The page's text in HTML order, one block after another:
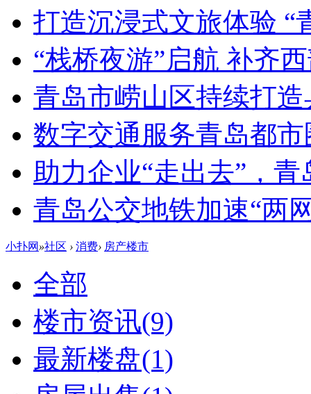
打造沉浸式文旅体验 “
“栈桥夜游”启航 补齐
青岛市崂山区持续打
数字交通服务青岛都
助力企业“走出去”，
青岛公交地铁加速“两
小扑网 »社区 › 消费› 房产楼市
全部
楼市资讯(9)
最新楼盘(1)